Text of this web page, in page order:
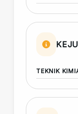
TEKNIK